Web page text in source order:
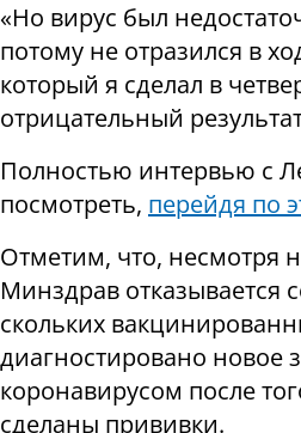
«Но вирус был
потому не отразился в
который я сделал в
отрицательный
Полностью интервью с
посмотреть, перейдя по
Отметим, что, несмотря
Минздрав отказывается
скольких
диагностировано новое
коронавирусом после
сделаны прививки.